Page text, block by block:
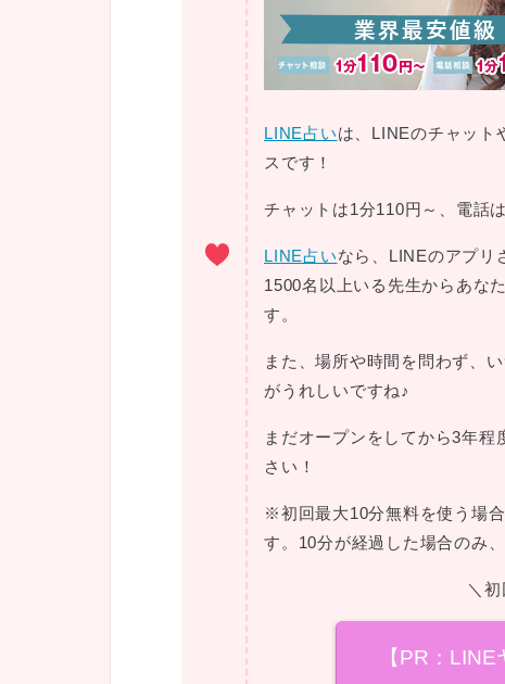
LINE占いは、LINEのチャット
スです！
チャットは1分110円～、電話
LINE占いなら、LINEのアプリ
1500名以上いる先生からあな
す。
また、場所や時間を問わず、
がうれしいですね♪
まだオープンをしてから3年
さい！
※初回最大10分無料を使う場
す。10分が経過した場合のみ
＼
【PR：